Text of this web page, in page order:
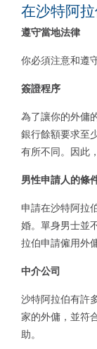
在沙特阿
遵守當地法律
你必須注意和遵
簽證程序
為了讓你的外傭
銀行餘額要求至
有所不同。因此
男性申請人的條
申請在沙特阿拉
婚。單身男士並
拉伯申請僱用外
中介公司
沙特阿拉伯有許
家的外傭，並符
助。